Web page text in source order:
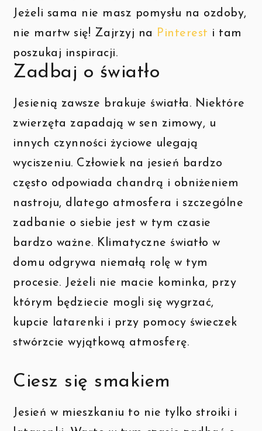
Jeżeli sama nie masz pomysłu na ozdoby,
nie martw się! Zajrzyj na Pinterest i tam
poszukaj inspiracji.
Zadbaj o światło
Jesienią zawsze brakuje światła. Niektóre
zwierzęta zapadają w sen zimowy, u
innych czynności życiowe ulegają
wyciszeniu. Człowiek na jesień bardzo
często odpowiada chandrą i obniżeniem
nastroju, dlatego atmosfera i szczególne
zadbanie o siebie jest w tym czasie
bardzo ważne. Klimatyczne światło w
domu odgrywa niemałą rolę w tym
procesie. J eżeli nie macie kominka, przy
którym będziecie mogli się wygrzać,
kupcie latarenki i przy pomocy świeczek
stwórzcie wyjątkową atmosferę.
Ciesz się smakiem
Jesień w mieszkaniu to nie tylko stroiki i